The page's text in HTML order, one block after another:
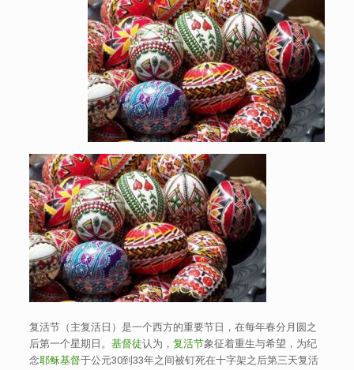
复活节（主复活日）是一个西方的重要节日，在每年春分月圆之
后第一个星期日。 基督徒认为， 复活节象征着重生与希望，为纪
念耶稣基督于公元30到33年之间被钉死在十字架之后第三天复活